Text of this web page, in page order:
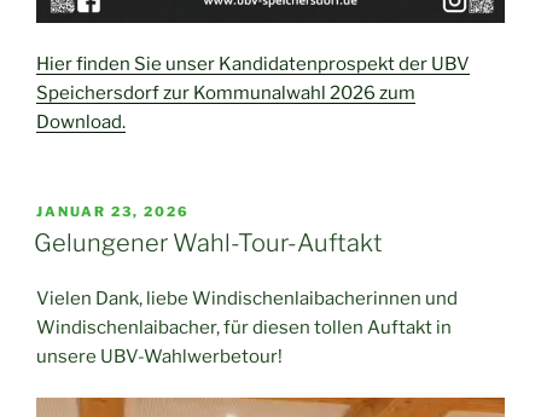
Hier finden Sie unser Kandidatenprospekt der UBV
Speichersdorf zur Kommunalwahl 2026 zum
Download.
VERÖFFENTLICHT
AM
JANUAR 23, 2026
Gelungener Wahl-Tour-Auftakt
Vielen Dank, liebe Windischenlaibacherinnen und
Windischenlaibacher, für diesen tollen Auftakt in
unsere UBV-Wahlwerbetour!